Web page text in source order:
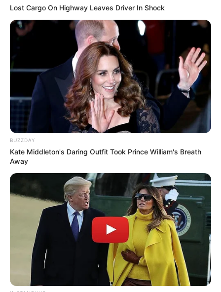
Educação e Transformação
Lost Cargo On Highway Leaves Driver In Shock
BUZZDAY
Kate Middleton's Daring Outfit Took Prince William's Breath
Away